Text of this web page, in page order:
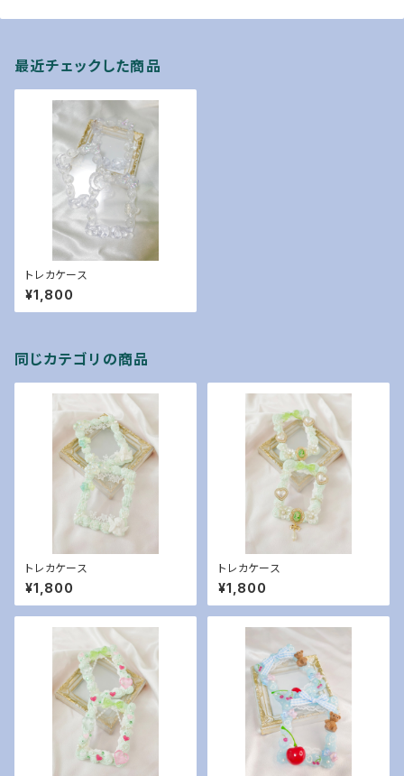
最近チェックした商品
トレカケース
¥1,800
同じカテゴリの商品
トレカケース
¥1,800
トレカケース
¥1,800